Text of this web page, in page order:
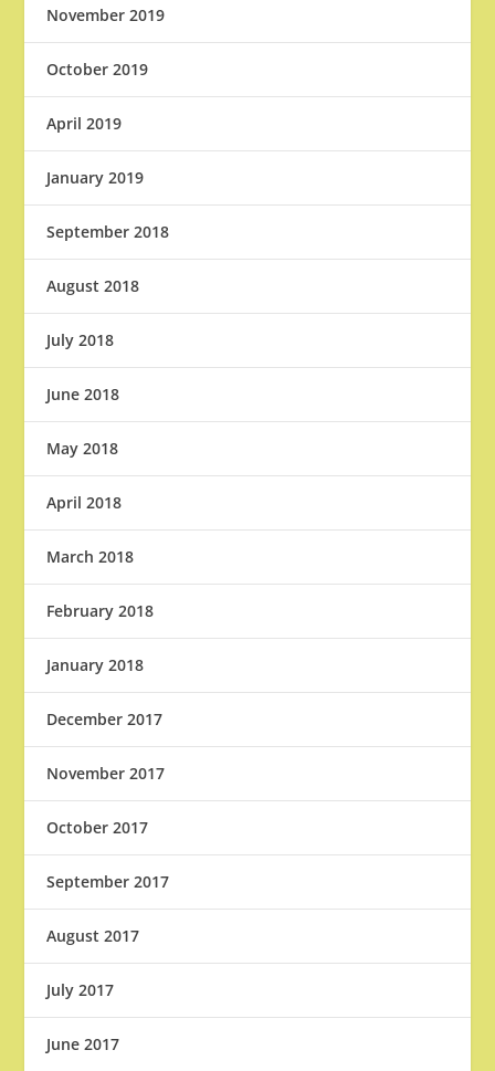
November 2019
October 2019
April 2019
January 2019
September 2018
August 2018
July 2018
June 2018
May 2018
April 2018
March 2018
February 2018
January 2018
December 2017
November 2017
October 2017
September 2017
August 2017
July 2017
June 2017